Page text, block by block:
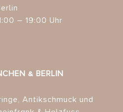
– 19:00 Uhr
& BERLIN
Antikschmuck und